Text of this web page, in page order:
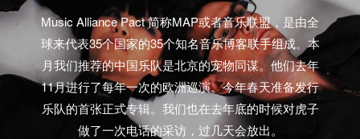
Music Alliance Pact 简称MAP或者音乐联盟，是由全
球来代表35个国家的35个知名音乐博客联手组成。本
月我们推荐的中国乐队是北京的宠物同谋。他们去年
11月进行了每年一次的欧洲巡演。今年春天准备发行
乐队的首张正式专辑。我们也在去年底的时候对虎子
做了一次电话的采访，过几天会放出。